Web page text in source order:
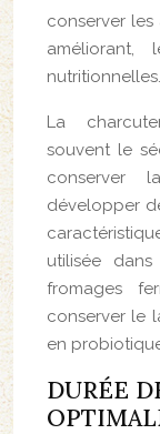
conserver
améliorant,
nutritionnelles.
La
souvent le
conserver
développer
utilisée
fromages
conserver le
en
DURÉE